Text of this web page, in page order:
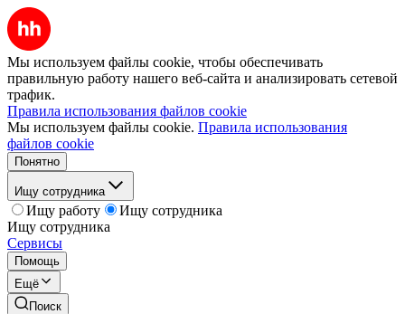
Мы используем файлы cookie, чтобы обеспечивать
правильную работу нашего веб-сайта и анализировать сетевой
трафик.
Правила использования файлов cookie
Мы используем файлы cookie. Правила использования
файлов cookie
Понятно
Ищу сотрудника
Ищу работу
Ищу сотрудника
Ищу сотрудника
Сервисы
Помощь
Ещё
Поиск